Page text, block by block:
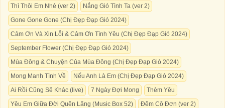
Thì Thôi Em Nhé (ver 2)
Nắng Gió Tình Ta (ver 2)
Gone Gone Gone (Chị Đẹp Đạp Gió 2024)
Cảm Ơn Và Xin Lỗi & Cảm Ơn Tình Yêu (Chị Đẹp Đạp Gió 2024)
September Flower (Chị Đẹp Đạp Gió 2024)
Mùa Đông & Chuyện Của Mùa Đông (Chị Đẹp Đạp Gió 2024)
Mong Manh Tình Về
Nếu Anh Là Em (Chị Đẹp Đạp Gió 2024)
Ai Rồi Cũng Sẽ Khác (live)
7 Ngày Đợi Mong
Thèm Yêu
Yêu Em Giữa Đời Quên Lãng (Music Box 52)
Đêm Cô Đơn (ver 2)